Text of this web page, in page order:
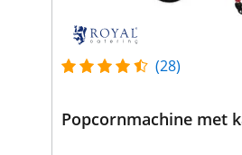
(28)
Popcornmachine met